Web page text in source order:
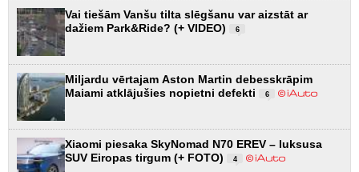
Vai tiešām Vanšu tilta slēgšanu var aizstāt ar
dažiem Park&Ride? (+ VIDEO)
6
Miljardu vērtajam Aston Martin debesskrāpim
Maiami atklājušies nopietni defekti
6
Xiaomi piesaka SkyNomad N70 EREV – luksusa
SUV Eiropas tirgum (+ FOTO)
4